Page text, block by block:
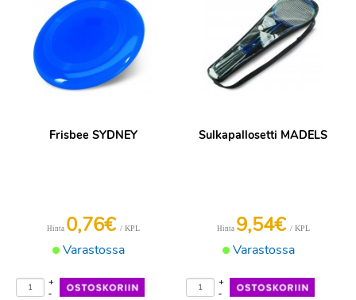
Frisbee SYDNEY
Varastossa
Hinta 0,76€ / KPL
-
+
Sulkapallosetti MADELS
Varastossa
Hinta 9,54€ / KPL
-
+